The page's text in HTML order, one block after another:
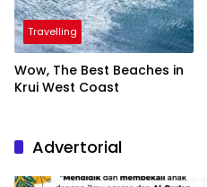
Travelling
Wow, The Best Beaches in
Krui West Coast
Advertorial